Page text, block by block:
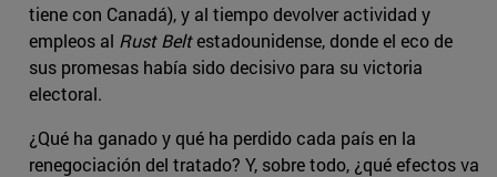
tiene con Canadá), y al tiempo devolver actividad y
empleos al Rust Beltestadounidense, donde el eco de
sus promesas había sido decisivo para su victoria
electoral.
¿Qué ha ganado y qué ha perdido cada país en la
renegociación del tratado? Y, sobre todo, ¿qué efectos va